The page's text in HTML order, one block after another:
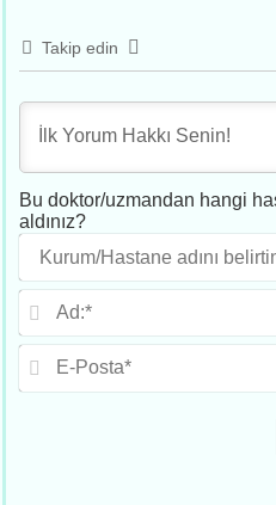
Takip edin
Bu doktor/uzmandan hangi
aldınız?